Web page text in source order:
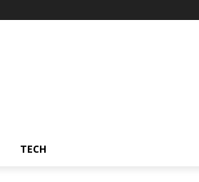
TECH